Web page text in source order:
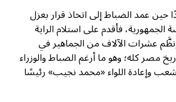
حين عمد الضباط إلى اتخاذ قرار بعزل
فأقدم على استلام الراية
ونظَّم عشرات الآلاف من الجماهير في
مصر كله؛ وهو ما أرغم الضباط والوزراء
وإعادة اللواء «محمد نجيب» رئيسًا